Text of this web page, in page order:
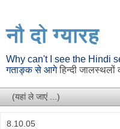
नौ दो ग्यारह
Why can't I see the Hindi
गताङ्क से आगेहिन्दी जालस्थलों
8.10.05